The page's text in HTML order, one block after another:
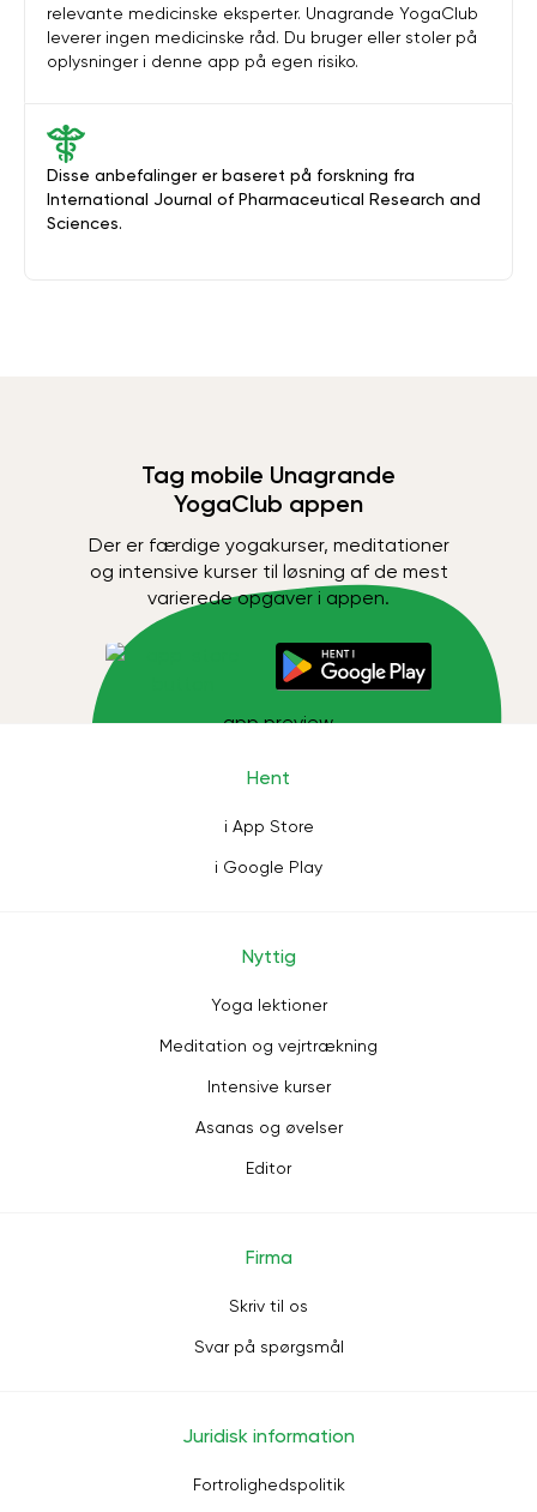
Disse anbefalinger er baseret på forskning fra
International Journal of Pharmaceutical Research and
Sciences.
relevante medicinske eksperter. Unagrande YogaClub
leverer ingen medicinske råd. Du bruger eller stoler på
oplysninger i denne app på egen risiko.
Tag mobile Unagrande
YogaClub appen
Der er færdige yogakurser, meditationer
og intensive kurser til løsning af de mest
varierede opgaver i appen.
Hent
i App Store
i Google Play
Nyttig
Yoga lektioner
Meditation og vejrtrækning
Intensive kurser
Asanas og øvelser
Editor
Firma
Skriv til os
Svar på spørgsmål
Juridisk information
Fortrolighedspolitik